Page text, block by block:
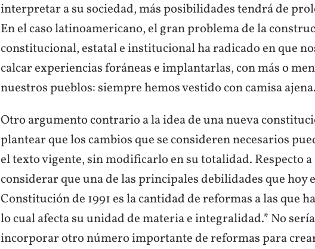
interpretar a su sociedad, más posibilidades tendrá de
En el caso latinoamericano, el gran problema de la
constitucional, estatal e institucional ha radicado en que
calcar experiencias foráneas e implantarlas, con más o
nuestros pueblos: siempre hemos vestido con camisa ajena.
Otro argumento contrario a la idea de una nueva
plantear que los cambios que se consideren necesarios
el texto vigente, sin modificarlo en su totalidad. Respecto a
considerar que una de las principales debilidades que hoy
Constitución de 1991 es la cantidad de reformas a las que
lo cual afecta su unidad de materia e integralidad.* No
incorporar otro número importante de reformas para